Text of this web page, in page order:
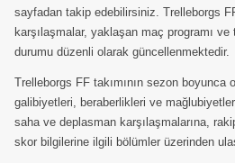
sayfadan takip edebilirsiniz. Trelleborgs
karşılaşmalar, yaklaşan maç programı ve
durumu düzenli olarak güncellenmektedir.
Trelleborgs FF takımının sezon boyunca
galibiyetleri, beraberlikleri ve
saha ve deplasman karşılaşmalarına,
skor bilgilerine ilgili bölümler üzerinden